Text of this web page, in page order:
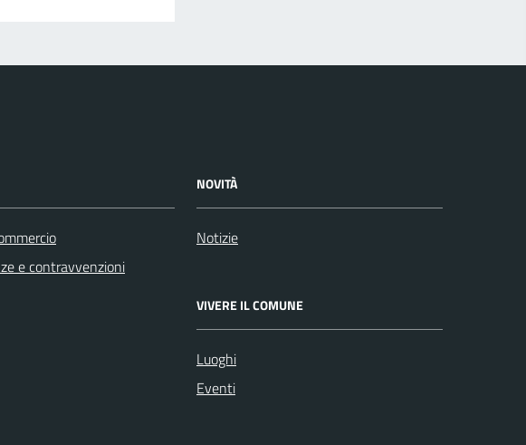
e contravvenzioni
NOVITÀ
Notizie
VIVERE IL COMUNE
Luoghi
Eventi